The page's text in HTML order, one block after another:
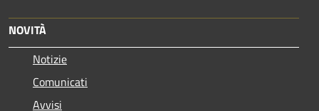
NOVITÀ
Notizie
Comunicati
Avvisi